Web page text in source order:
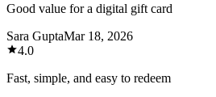
Good value for a digital gift card
Sara GuptaMar 18, 2026
4.0
Fast, simple, and easy to redeem